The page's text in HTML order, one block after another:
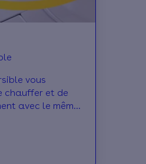
vous
chauffer et de
avec le même